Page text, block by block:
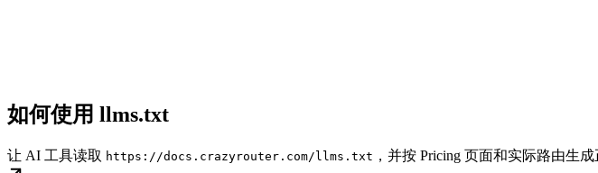
如何使用 llms.txt
让 AI 工具读取 https://docs.crazyrouter.com/llms.txt ，并按 Pricing 页面和实际路由生成